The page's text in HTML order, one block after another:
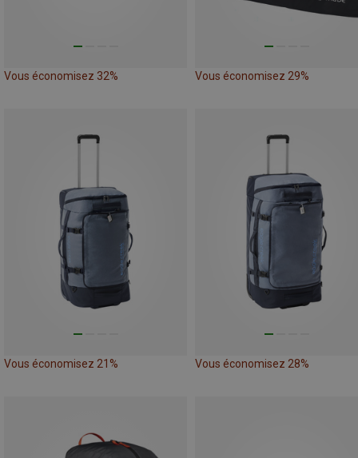
Vous économisez 32% Vous économisez 29%
Vous économisez 21% Vous économisez 28%